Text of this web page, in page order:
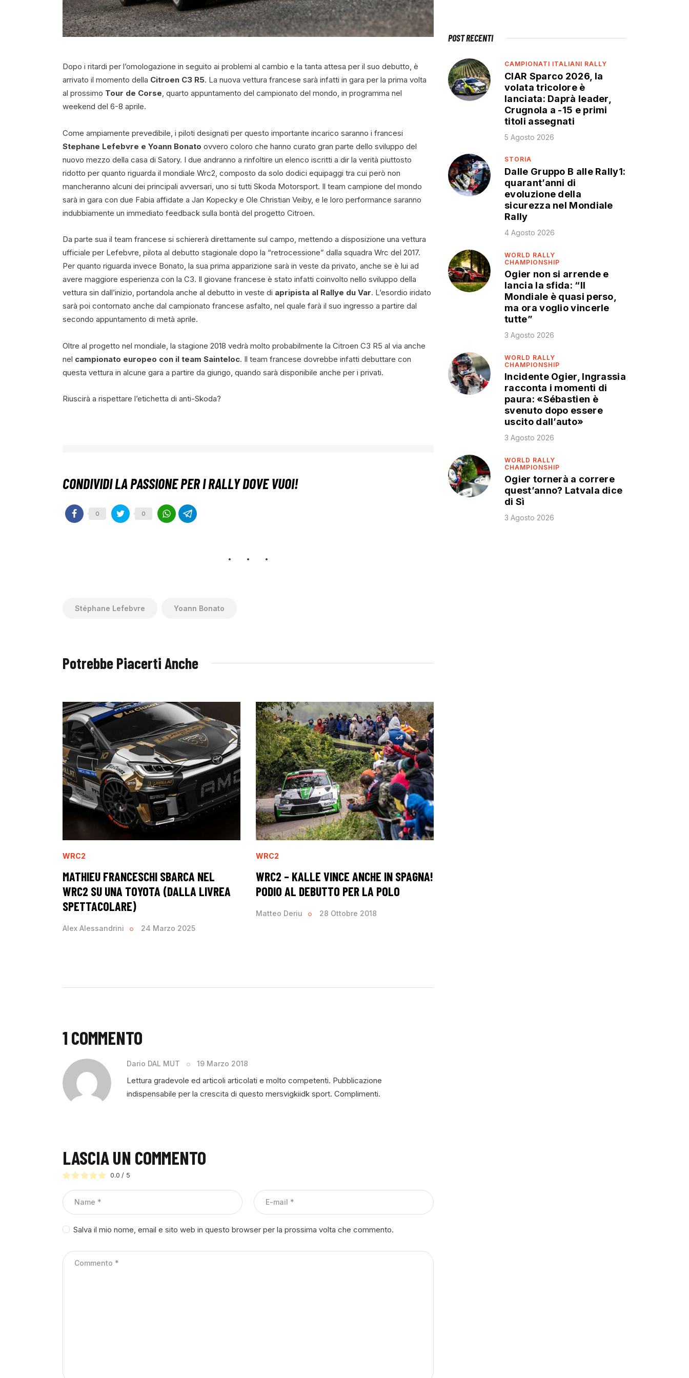
Dopo i ritardi per l’omologazione in seguito ai problemi al cambio e la tanta attesa per il suo debutto, è
arrivato il momento della Citroen C3 R5. La nuova vettura francese sarà infatti in gara per la prima volta
al prossimo Tour de Corse, quarto appuntamento del campionato del mondo, in programma nel
weekend del 6-8 aprile.
Come ampiamente prevedibile, i piloti designati per questo importante incarico saranno i francesi
Stephane Lefebvre e Yoann Bonato ovvero coloro che hanno curato gran parte dello sviluppo del
nuovo mezzo della casa di Satory. I due andranno a rinfoltire un elenco iscritti a dir la verità piuttosto
ridotto per quanto riguarda il mondiale Wrc2, composto da solo dodici equipaggi tra cui però non
mancheranno alcuni dei principali avversari, uno si tutti Skoda Motorsport. Il team campione del mondo
sarà in gara con due Fabia affidate a Jan Kopecky e Ole Christian Veiby, e le loro performance saranno
indubbiamente un immediato feedback sulla bontà del progetto Citroen.
Da parte sua il team francese si schiererà direttamente sul campo, mettendo a disposizione una vettura
ufficiale per Lefebvre, pilota al debutto stagionale dopo la “retrocessione” dalla squadra Wrc del 2017.
Per quanto riguarda invece Bonato, la sua prima apparizione sarà in veste da privato, anche se è lui ad
avere maggiore esperienza con la C3. Il giovane francese è stato infatti coinvolto nello sviluppo della
vettura sin dall’inizio, portandola anche al debutto in veste di apripista al Rallye du Var. L’esordio iridato
sarà poi contornato anche dal campionato francese asfalto, nel quale farà il suo ingresso a partire dal
secondo appuntamento di metà aprile.
Oltre al progetto nel mondiale, la stagione 2018 vedrà molto probabilmente la Citroen C3 R5 al via anche
nel campionato europeo con il team Sainteloc. Il team francese dovrebbe infatti debuttare con
questa vettura in alcune gara a partire da giungo, quando sarà disponibile anche per i privati.
Riuscirà a rispettare l’etichetta di anti-Skoda?
0 0
Stéphane Lefebvre Yoann Bonato
Potrebbe Piacerti Anche
WRC2
MATHIEU FRANCESCHI SBARCA NEL
WRC2 SU UNA TOYOTA (DALLA LIVREA
SPETTACOLARE)
Alex Alessandrini 24 Marzo 2025
WRC2
WRC2 – KALLE VINCE ANCHE IN SPAGNA!
PODIO AL DEBUTTO PER LA POLO
Matteo Deriu 28 Ottobre 2018
1 COMMENTO
Dario DAL MUT 19 Marzo 2018
Lettura gradevole ed articoli articolati e molto competenti. Pubblicazione
indispensabile per la crescita di questo mersvigkiidk sport. Complimenti.
LASCIA UN COMMENTO
0.0 / 5
Salva il mio nome, email e sito web in questo browser per la prossima volta che commento.
POST RECENTI
CAMPIONATI ITALIANI RALLY
CIAR Sparco 2026, la
volata tricolore è
lanciata: Daprà leader,
Crugnola a -15 e primi
titoli assegnati
5 Agosto 2026
STORIA
Dalle Gruppo B alle Rally1:
quarant’anni di
evoluzione della
sicurezza nel Mondiale
Rally
4 Agosto 2026
WORLD RALLY
CHAMPIONSHIP
Ogier non si arrende e
lancia la sfida: “Il
Mondiale è quasi perso,
ma ora voglio vincerle
tutte”
3 Agosto 2026
WORLD RALLY
CHAMPIONSHIP
Incidente Ogier, Ingrassia
racconta i momenti di
paura: «Sébastien è
svenuto dopo essere
uscito dall’auto»
3 Agosto 2026
WORLD RALLY
CHAMPIONSHIP
Ogier tornerà a correre
quest’anno? Latvala dice
di Sì
3 Agosto 2026